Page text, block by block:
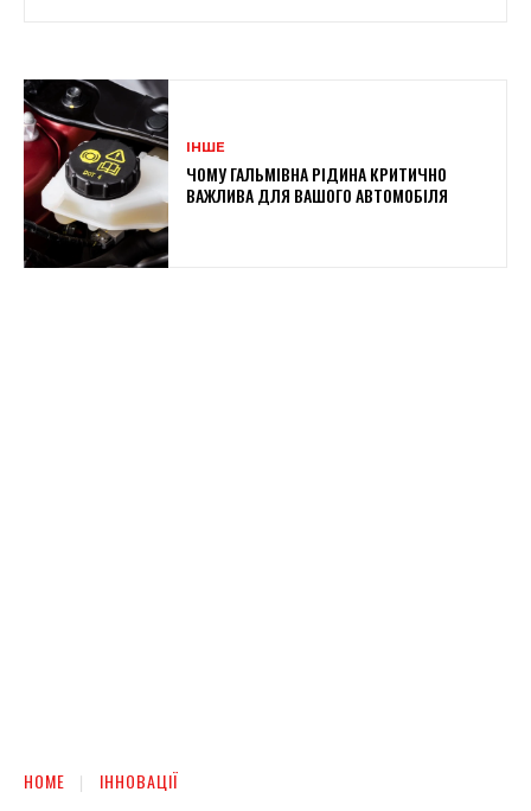
ІНШЕ
ЧОМУ ГАЛЬМІВНА РІДИНА КРИТИЧНО
ВАЖЛИВА ДЛЯ ВАШОГО АВТОМОБІЛЯ